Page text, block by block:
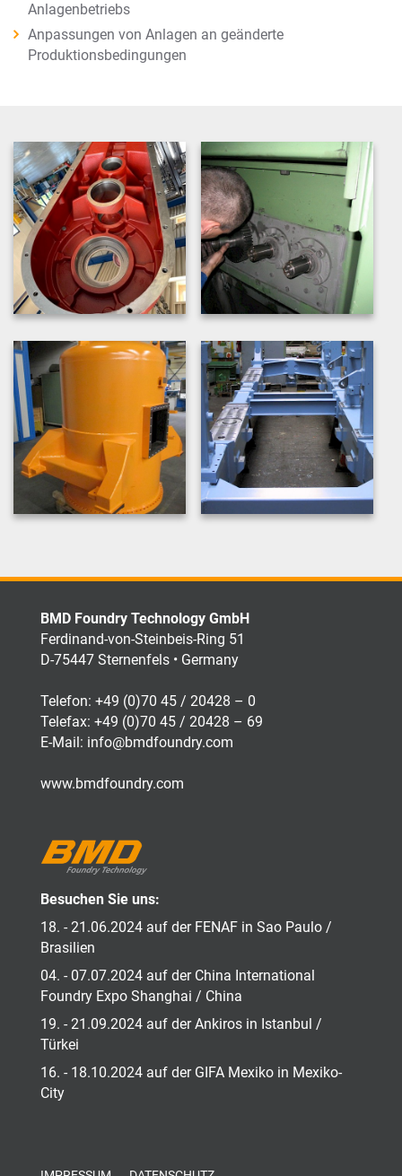
Anlagenbetriebs
Anpassungen von Anlagen an geänderte
Produktionsbedingungen
BMD Foundry Technology GmbH
Ferdinand-von-Steinbeis-Ring 51
D-75447 Sternenfels • Germany
Telefon: +49 (0)70 45 / 20428 – 0
Telefax: +49 (0)70 45 / 20428 – 69
E-Mail: info@bmdfoundry.com
www.bmdfoundry.com
Besuchen Sie uns:
18. - 21.06.2024 auf der FENAF in Sao Paulo /
Brasilien
04. - 07.07.2024 auf der China International
Foundry Expo Shanghai / China
19. - 21.09.2024 auf der Ankiros in Istanbul /
Türkei
16. - 18.10.2024 auf der GIFA Mexiko in Mexiko-
City